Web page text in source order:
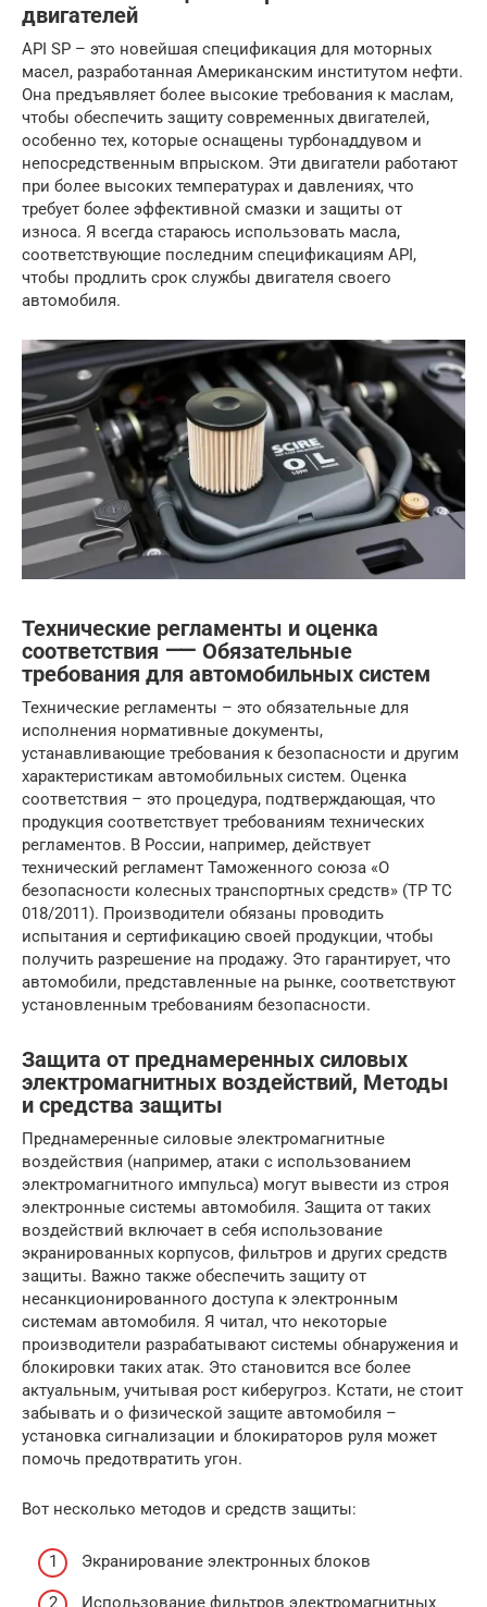
двигателей
API SP – это новейшая спецификация для моторных
масел, разработанная Американским институтом нефти.
Она предъявляет более высокие требования к маслам,
чтобы обеспечить защиту современных двигателей,
особенно тех, которые оснащены турбонаддувом и
непосредственным впрыском. Эти двигатели работают
при более высоких температурах и давлениях, что
требует более эффективной смазки и защиты от
износа. Я всегда стараюсь использовать масла,
соответствующие последним спецификациям API,
чтобы продлить срок службы двигателя своего
автомобиля.
Технические регламенты и оценка
соответствия ⸺ Обязательные
требования для автомобильных систем
Технические регламенты – это обязательные для
исполнения нормативные документы,
устанавливающие требования к безопасности и другим
характеристикам автомобильных систем. Оценка
соответствия – это процедура, подтверждающая, что
продукция соответствует требованиям технических
регламентов. В России, например, действует
технический регламент Таможенного союза «О
безопасности колесных транспортных средств» (ТР ТС
018/2011). Производители обязаны проводить
испытания и сертификацию своей продукции, чтобы
получить разрешение на продажу. Это гарантирует, что
автомобили, представленные на рынке, соответствуют
установленным требованиям безопасности.
Защита от преднамеренных силовых
электромагнитных воздействий, Методы
и средства защиты
Преднамеренные силовые электромагнитные
воздействия (например, атаки с использованием
электромагнитного импульса) могут вывести из строя
электронные системы автомобиля. Защита от таких
воздействий включает в себя использование
экранированных корпусов, фильтров и других средств
защиты. Важно также обеспечить защиту от
несанкционированного доступа к электронным
системам автомобиля. Я читал, что некоторые
производители разрабатывают системы обнаружения и
блокировки таких атак. Это становится все более
актуальным, учитывая рост киберугроз. Кстати, не стоит
забывать и о физической защите автомобиля –
установка сигнализации и блокираторов руля может
помочь предотвратить угон.
Вот несколько методов и средств защиты:
Экранирование электронных блоков
Использование фильтров электромагнитных